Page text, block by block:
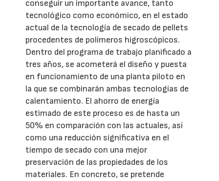
conseguir un importante avance, tanto
tecnológico como económico, en el estado
actual de la tecnología de secado de pellets
procedentes de polímeros higroscópicos.
Dentro del programa de trabajo planificado a
tres años, se acometerá el diseño y puesta
en funcionamiento de una planta piloto en
la que se combinarán ambas tecnologías de
calentamiento. El ahorro de energía
estimado de este proceso es de hasta un
50% en comparación con las actuales, así
como una reducción significativa en el
tiempo de secado con una mejor
preservación de las propiedades de los
materiales. En concreto, se pretende